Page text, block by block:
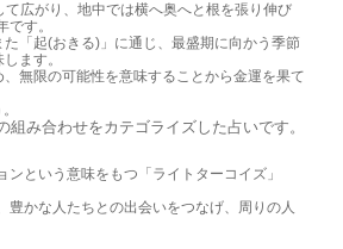
広がり、地中では横へ奥へと根を張り伸び
す。
「起(おきる)」に通じ、最盛期に向かう季節
ます。
無限の可能性を意味することから金運を果て
み合わせをカテゴライズした占いです。
という意味をもつ「ライトターコイズ」
かな人たちとの出会いをつなげ、周りの人